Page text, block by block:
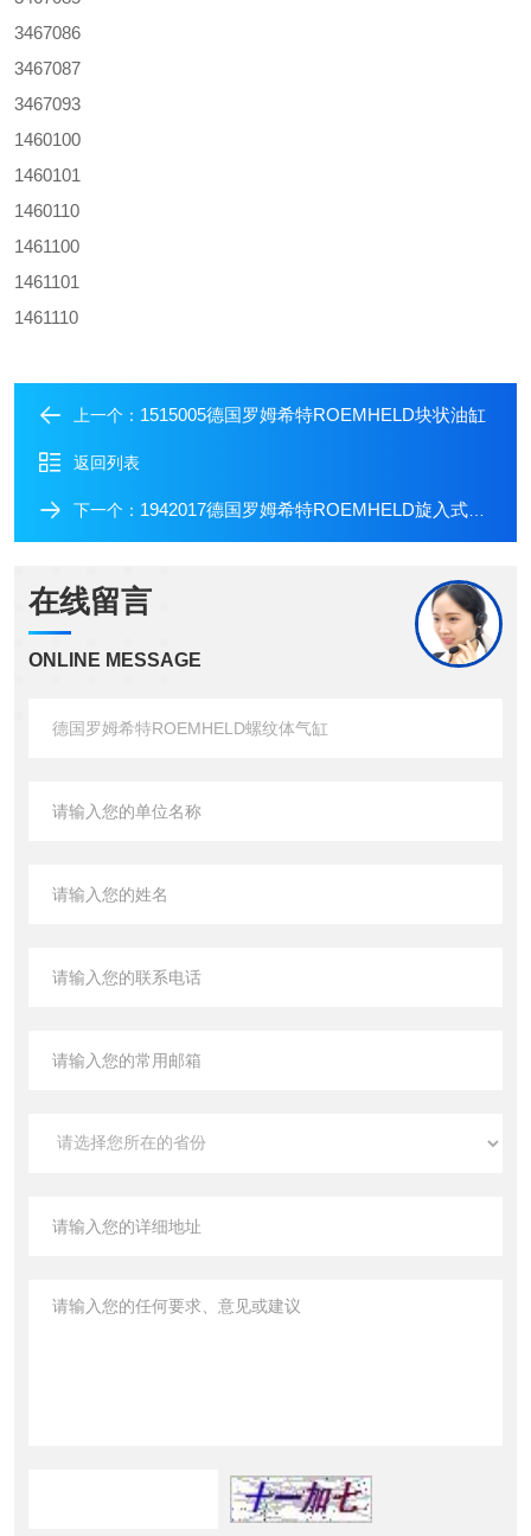
3467086
3467087
3467093
1460100
1460101
1460110
1461100
1461101
1461110
上一个： 1515005德国罗姆希特ROEMHELD块状油缸
返回列表
下一个： 1942017德国罗姆希特ROEMHELD旋入式支撑缸
在线留言
ONLINE MESSAGE